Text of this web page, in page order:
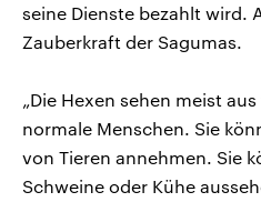
seine Dienste bezahlt wird.
Zauberkraft der Sagumas.
„Die Hexen sehen meist
normale Menschen. Sie
von Tieren annehmen. Sie
Schweine oder Kühe